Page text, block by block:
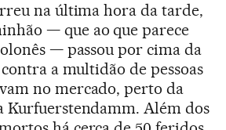
na última hora da tarde,
— que ao que parece
— passou por cima da
a multidão de pessoas
no mercado, perto da
Kurfuerstendamm. Além dos